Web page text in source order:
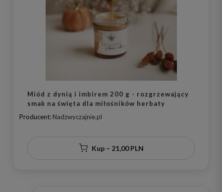
Miód z dynią i imbirem 200 g - rozgrzewający
smak na święta dla miłośników herbaty
Producent: Nadzwyczajnie.pl
Kup – 21,00 PLN